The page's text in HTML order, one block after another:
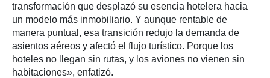
transformación que desplazó su esencia hotelera hacia
un modelo más inmobiliario. Y aunque rentable de
manera puntual, esa transición redujo la demanda de
asientos aéreos y afectó el flujo turístico. Porque los
hoteles no llegan sin rutas, y los aviones no vienen sin
habitaciones», enfatizó.